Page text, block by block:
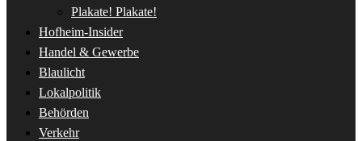
Plakate! Plakate!
Hofheim-Insider
Handel & Gewerbe
Blaulicht
Lokalpolitik
Behörden
Verkehr